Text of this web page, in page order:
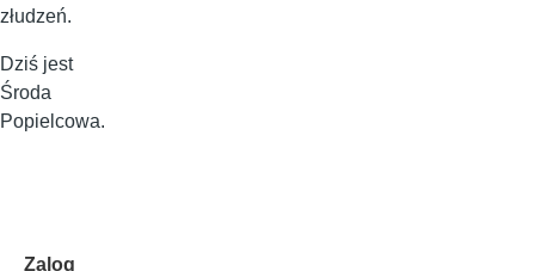
złudzeń.
Dziś jest
Środa
Popielcowa.
Zalog